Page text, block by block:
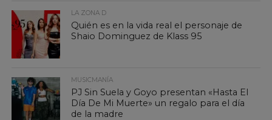
LA ZONA D
Quién es en la vida real el personaje de
Shaio Dominguez de Klass 95
MUSICMANÍA
PJ Sin Suela y Goyo presentan «Hasta El
Día De Mi Muerte» un regalo para el día
de la madre